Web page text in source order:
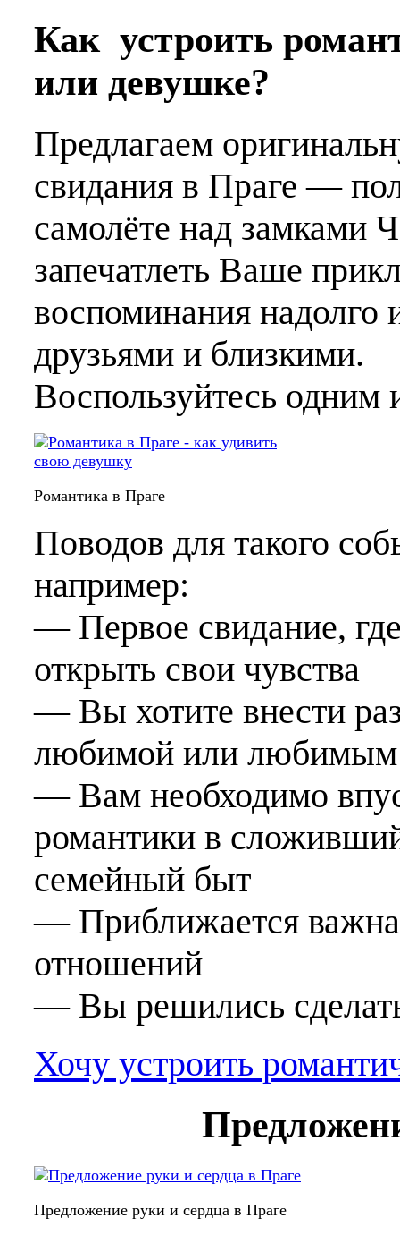
Как устроить
или девушке?
Предлагаем
свидания в Праге —
самолёте над замками
запечатлеть Ваше
воспоминания надолго
друзьями и близкими.
Воспользуйтесь
Романтика в Праге
Поводов для такого
например:
— Первое свидание,
открыть свои чувства
— Вы хотите внести
любимой или любимым
— Вам необходимо
романтики в
семейный быт
— Приближается
отношений
— Вы решились
Хочу устроить
Предложение руки и сердца в Праге